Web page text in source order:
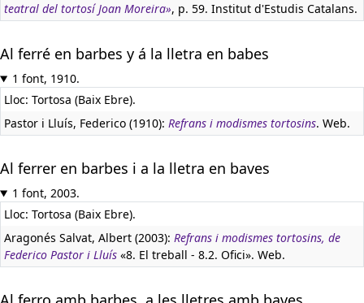
teatral del tortosí Joan Moreira», p. 59. Institut d'Estudis Catalans.
Al ferré en barbes y á la lletra en babes
1 font, 1910.
Lloc: Tortosa (Baix Ebre).
Pastor i Lluís, Federico (1910): Refrans i modismes tortosins. Web.
Al ferrer en barbes i a la lletra en baves
1 font, 2003.
Lloc: Tortosa (Baix Ebre).
Aragonés Salvat, Albert (2003): Refrans i modismes tortosins, de
Federico Pastor i Lluís «8. El treball - 8.2. Ofici». Web.